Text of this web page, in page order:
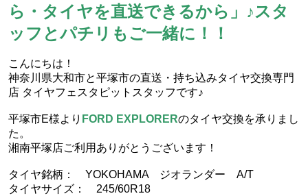
ら・タイヤを直送できるから」♪スタ
ッフとパチリもご一緒に！！
こんにちは！
神奈川県大和市と平塚市の直送・‪‎持ち込みタイヤ交換専門
店‬ タイヤフェスタピットスタッフです♪
平塚市E様より FORD EXPLORERのタイヤ交換を承りまし
た。
湘南平塚店ご利用ありがとうございます！
タイヤ銘柄： YOKOHAMA ジオランダー A/T
タイヤサイズ： 245/60R18